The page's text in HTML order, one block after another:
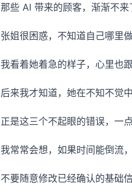
那些 AI 带来的顾客，渐渐不来
张姐很困惑，不知道自己哪里做
我看着她着急的样子，心里也跟
后来我才知道，她在不知不觉
正是这三个不起眼的错误，一
我常常会想，如果时间能倒流
不要随意修改已经确认的基础信